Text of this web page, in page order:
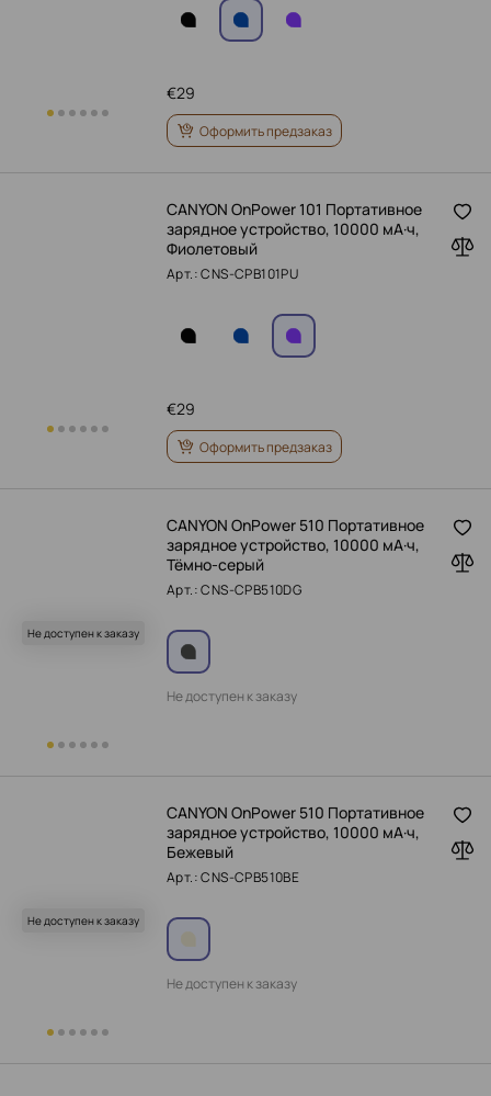
29
€
Оформить предзаказ
CANYON OnPower 101 Портативное
зарядное устройство, 10000 мА·ч,
Фиолетовый
Арт.: CNS-CPB101PU
29
€
Оформить предзаказ
Не доступен к заказу
CANYON OnPower 510 Портативное
зарядное устройство, 10000 мА·ч,
Тёмно-серый
Арт.: CNS-CPB510DG
Не доступен к заказу
Не доступен к заказу
CANYON OnPower 510 Портативное
зарядное устройство, 10000 мА·ч,
Бежевый
Арт.: CNS-CPB510BE
Не доступен к заказу